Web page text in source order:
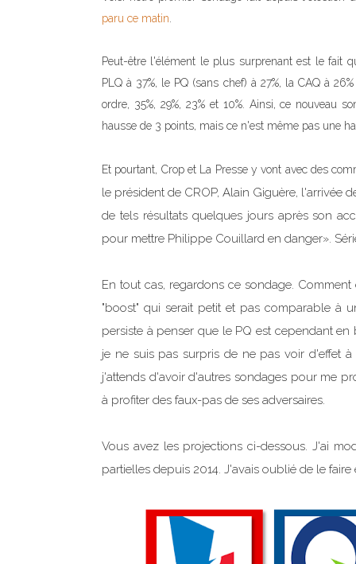
paru ce matin
Peut-être l'élément le plus surprenant est le fait
PLQ à 37%, le PQ (sans chef) à 27%, la CAQ à
ordre, 35%, 29%, 23% et 10%. Ainsi, ce nouveau
hausse de 3 points, mais ce n'est même pas une
Et pourtant, Crop et La Presse y vont avec des
le président de CROP, Alain Giguère, l'arrivée
de tels résultats quelques jours après son
pour mettre Philippe Couillard en danger».
En tout cas, regardons ce sondage.
"boost" qui serait petit et pas comparable à
persiste à penser que le PQ est cependant
je ne suis pas surpris de ne pas voir d'effet
j'attends d'avoir d'autres sondages pour me
à profiter des faux-pas de ses adversaires.
Vous avez les projections ci-dessous. J'ai
partielles depuis 2014. J'avais oublié de le